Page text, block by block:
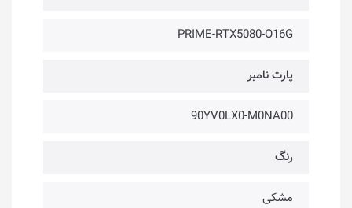
PRIME-RTX5080-O16G
پارت نامبر
90YV0LX0-M0NA00
رنگ
مشکی